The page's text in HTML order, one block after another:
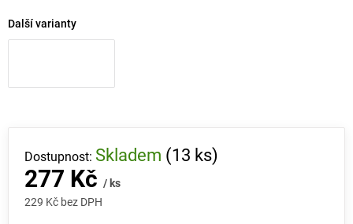
Další varianty
277 Kč / ks
229 Kč bez DPH
Skladem (13 ks)